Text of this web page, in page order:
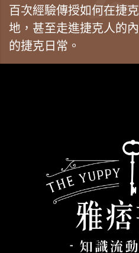
百次經驗傳授如何在捷
地，甚至走進捷克人的
的捷克日常。